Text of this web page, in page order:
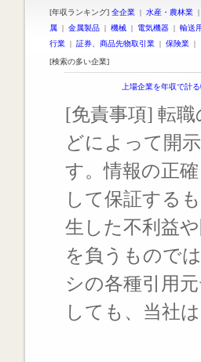
[年収ランキング] 全企業 | 水産・農林業 |
属 | 金属製品 | 機械 | 電気機器 | 輸送
行業 | 証券、商品先物取引業 | 保険業 |
[検索の多い企業]
上場企業を年収で計
[免責事項] 転
どによって開
す。情報の正
して保証する
生した不利益
を負うもので
シの各種引用
しても、当社